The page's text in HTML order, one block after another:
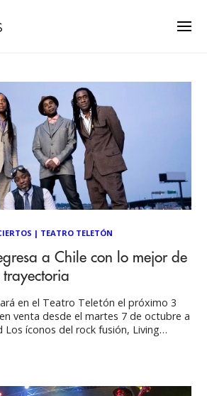
| TEATRO TELETÓN
a Chile con lo mejor de
en el Teatro Teletón el próximo 3
venta desde el martes 7 de octubre a
Los íconos del rock fusión, Living
carrera vibrante y transgresora.